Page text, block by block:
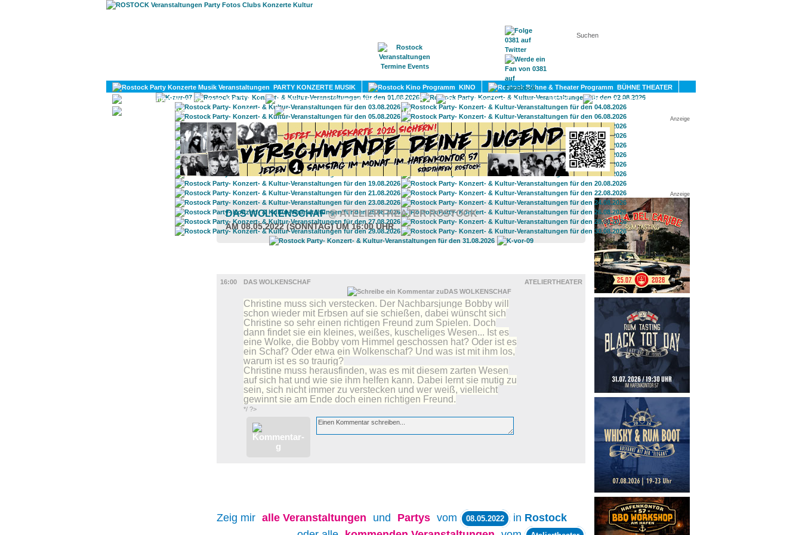
KONTAKT
PARTY KONZERTE MUSIK KINO
BÜHNE THEATER
KULTUR
LITERATUR SPORT
DIVERSES
UMLAND
Anzeige
Anzeige
DAS WOLKENSCHAF@ ATELIERTHEATER ROSTOCK
AM 08.05.2022 (SONNTAG) UM 16:00 UHR
16:00
DAS WOLKENSCHAF ATELIERTHEATER
Christine muss sich verstecken. Der Nachbarsjunge Bobby will
schon wieder mit Erbsen auf sie schießen, dabei wünscht sich
Christine so sehr einen richtigen Freund zum Spielen. Doch
dann findet sie ein kleines, weißes, kuscheliges Wesen... Ist es
eine Wolke, die Bobby vom Himmel geschossen hat? Oder ist es
ein Schaf? Oder etwa ein Wolkenschaf? Und was ist mit ihm los,
warum ist es so traurig?
Christine muss herausfinden, was es mit diesem zarten Wesen
auf sich hat und wie sie ihm helfen kann. Dabei lernt sie mutig zu
sein, sich nicht immer zu verstecken und wer weiß, vielleicht
gewinnt sie am Ende doch einen richtigen Freund.
*/ ?>
Zeig mir alle Veranstaltungen und Partys vom 08.05.2022 in Rostock